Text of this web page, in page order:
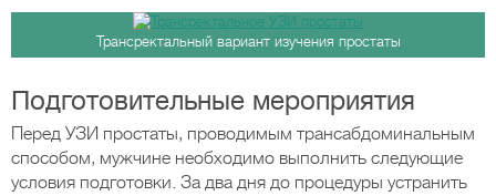
Трансректальный вариант изучения простаты
Подготовительные мероприятия
Перед УЗИ простаты, проводимым трансабдоминальным
способом, мужчине необходимо выполнить следующие
условия подготовки. За два дня до процедуры устранить